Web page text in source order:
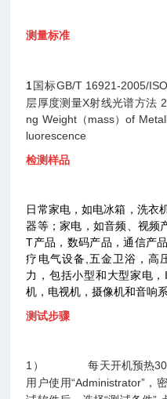
测量标准
1 国标GB/T 16921-2005/
层厚度测量X射线光谱方法 2.
ng Weight（mass）of
luorescence
检测样品
日常家电，如电冰箱，洗衣
器等；家电，如音频、视频
T产品，数码产品，通信产
疗电气设备,五金卫浴，高
力，包括小型和大型家电
机，电视机，摄像机和音响
测试步骤
1） 每天开机预热
用户使用“Administrator”，